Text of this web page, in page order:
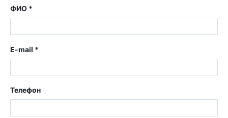
ФИО *
E-mail *
Телефон